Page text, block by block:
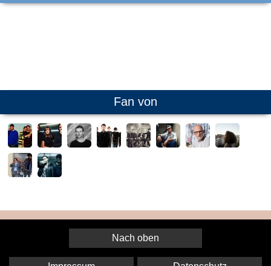
Fan von
Nach oben